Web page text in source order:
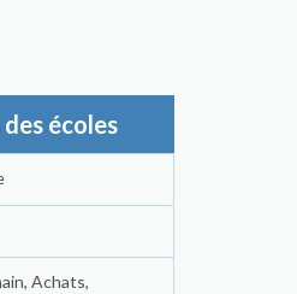
écoles
Achats,